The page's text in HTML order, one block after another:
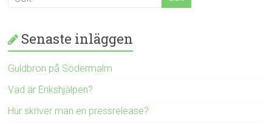
Senaste inläggen
Guldbron på Södermalm
Vad är Erikshjälpen?
Hur skriver man en pressrelease?